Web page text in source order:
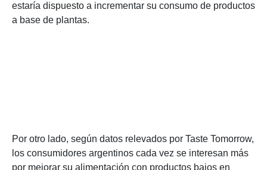
estaría dispuesto a incrementar su consumo de productos
a base de plantas.
Por otro lado, según datos relevados por Taste Tomorrow,
los consumidores argentinos cada vez se interesan más
por mejorar su alimentación con productos bajos en